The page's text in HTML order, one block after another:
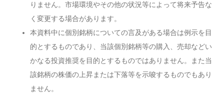
りません。市場環境やその他の状況等によって将来予告な
く変更する場合があります。
本資料中に個別銘柄についての言及がある場合は例示を目
的とするものであり、当該個別銘柄等の購入、売却などい
かなる投資推奨を目的とするものではありません。また当
該銘柄の株価の上昇または下落等を示唆するものでもあり
ません。